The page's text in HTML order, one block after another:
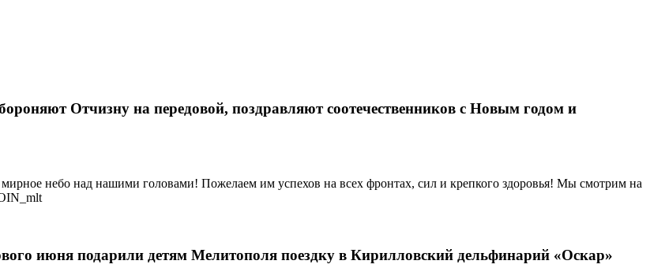
Отчизну на передовой, поздравляют соотечественников с Новым годом и
небо над нашими головами! Пожелаем им успехов на всех фронтах, сил и крепкого здоровья! Мы смотрим на
июня подарили детям Мелитополя поездку в Кирилловский дельфинарий «Оскар»